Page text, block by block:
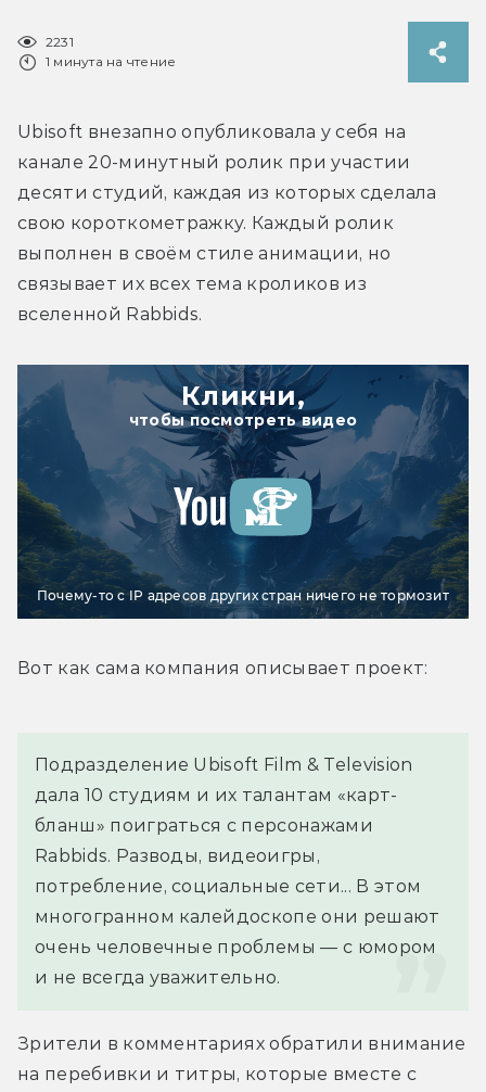
2231
1 минута на чтение
Ubisoft внезапно опубликовала у себя на
канале 20-минутный ролик при участии
десяти студий, каждая из которых сделала
свою короткометражку. Каждый ролик
выполнен в своём стиле анимации, но
связывает их всех тема кроликов из
вселенной Rabbids.
Кликни,
чтобы посмотреть видео
Почему-то с IP адресов других стран ничего не тормозит
Вот как сама компания описывает проект:
Подразделение Ubisoft Film & Television
дала 10 студиям и их талантам «карт-
бланш» поиграться с персонажами
Rabbids. Разводы, видеоигры,
потребление, социальные сети... В этом
многогранном калейдоскопе они решают
очень человечные проблемы — с юмором
и не всегда уважительно.
Зрители в комментариях обратили внимание
на перебивки и титры, которые вместе с